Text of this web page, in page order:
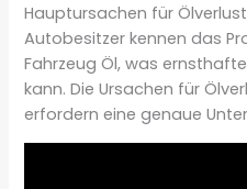
Hauptursachen für
Autobesitzer kennen das
Fahrzeug Öl, was
kann. Die Ursachen für
erfordern eine genaue